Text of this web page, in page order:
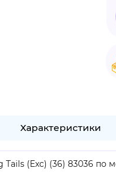
Характеристики
(Exc) (36) 83036 по